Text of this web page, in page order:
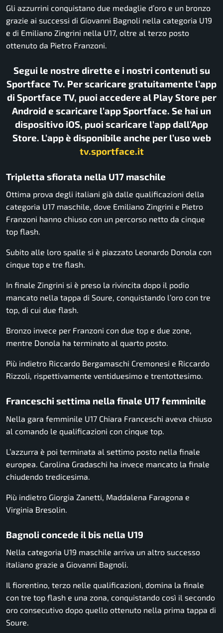
Gli azzurrini conquistano due medaglie d’oro e un bronzo
grazie ai successi di Giovanni Bagnoli nella categoria U19
e di Emiliano Zingrini nella U17, oltre al terzo posto
ottenuto da Pietro Franzoni.
Segui le nostre dirette e i nostri contenuti su
Sportface Tv. Per scaricare gratuitamente l’app
di Sportface TV, puoi accedere al Play Store per
Android e scaricare l’app Sportface. Se hai un
dispositivo iOS, puoi scaricare l’app dall’App
Store. L’app è disponibile anche per l’uso web
tv.sportface.it
Tripletta sfiorata nella U17 maschile
Ottima prova degli italiani già dalle qualificazioni della
categoria U17 maschile, dove Emiliano Zingrini e Pietro
Franzoni hanno chiuso con un percorso netto da cinque
top flash.
Subito alle loro spalle si è piazzato Leonardo Donola con
cinque top e tre flash.
In finale Zingrini si è preso la rivincita dopo il podio
mancato nella tappa di Soure, conquistando l’oro con tre
top, di cui due flash.
Bronzo invece per Franzoni con due top e due zone,
mentre Donola ha terminato al quarto posto.
Più indietro Riccardo Bergamaschi Cremonesi e Riccardo
Rizzoli, rispettivamente ventiduesimo e trentottesimo.
Franceschi settima nella finale U17 femminile
Nella gara femminile U17 Chiara Franceschi aveva chiuso
al comando le qualificazioni con cinque top.
L’azzurra è poi terminata al settimo posto nella finale
europea. Carolina Gradaschi ha invece mancato la finale
chiudendo tredicesima.
Più indietro Giorgia Zanetti, Maddalena Faragona e
Virginia Bresolin.
Bagnoli concede il bis nella U19
Nella categoria U19 maschile arriva un altro successo
italiano grazie a Giovanni Bagnoli.
Il fiorentino, terzo nelle qualificazioni, domina la finale
con tre top flash e una zona, conquistando così il secondo
oro consecutivo dopo quello ottenuto nella prima tappa di
Soure.